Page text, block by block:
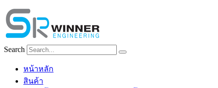
Skip
to
content
Search
หน้าหลัก
สินค้า